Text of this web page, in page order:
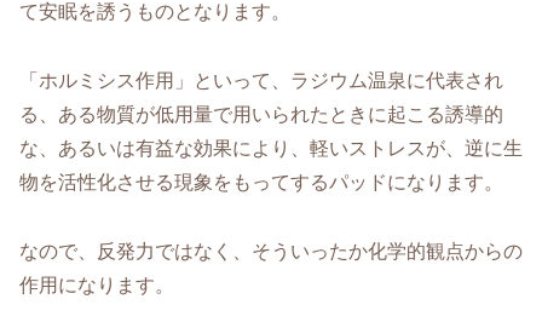
て安眠を誘うものとなります。
「ホルミシス作用」といって、ラジウム温泉に代表され
る、ある物質が低用量で用いられたときに起こる誘導的
な、あるいは有益な効果により、軽いストレスが、逆に生
物を活性化させる現象をもってするパッドになります。
なので、反発力ではなく、そういったか化学的観点からの
作用になります。